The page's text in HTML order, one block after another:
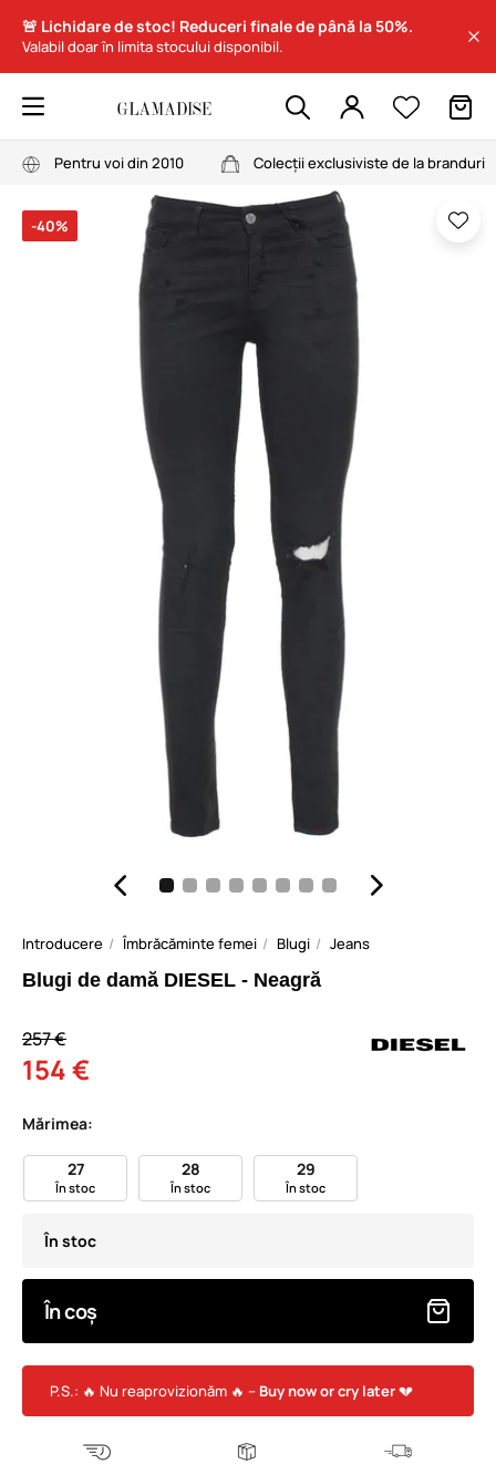
🚨 Lichidare de stoc! Reduceri finale de până la 50%.
Valabil doar în limita stocului disponibil.
Pentru voi din 2010 Colecții exclusiviste de la branduri
-40%
Introducere Îmbrăcăminte femei Blugi Jeans
Blugi de damă DIESEL - Neagră
257 €
154 €
Mărimea:
27
În stoc
28
În stoc
29
În stoc
În stoc
În coș
P.S.: 🔥 Nu reaprovizionăm 🔥 – Buy now or cry later💔